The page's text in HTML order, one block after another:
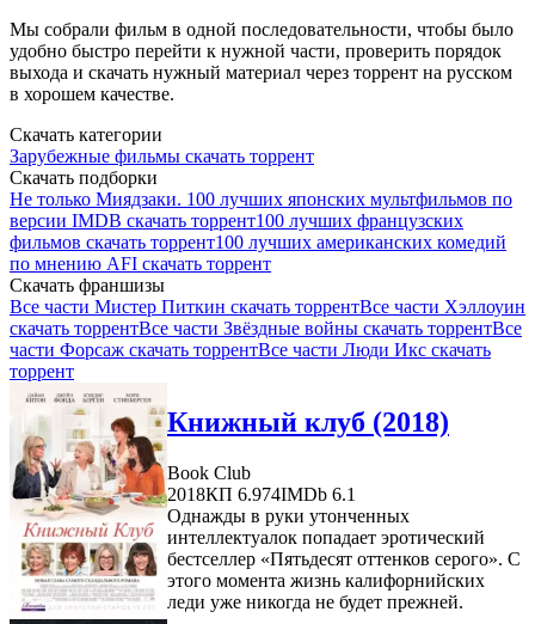
Мы собрали фильм в одной последовательности, чтобы было
удобно быстро перейти к нужной части, проверить порядок
выхода и скачать нужный материал через торрент на русском
в хорошем качестве.
Скачать категории
Зарубежные фильмы скачать торрент
Скачать подборки
Не только Миядзаки. 100 лучших японских мультфильмов по
версии IMDB скачать торрент100 лучших французских
фильмов скачать торрент100 лучших американских комедий
по мнению AFI скачать торрент
Скачать франшизы
Все части Мистер Питкин скачать торрентВсе части Хэллоуин
скачать торрентВсе части Звёздные войны скачать торрентВсе
части Форсаж скачать торрентВсе части Люди Икс скачать
торрент
Книжный клуб (2018)
Book Club
2018КП 6.974IMDb 6.1
Однажды в руки утонченных
интеллектуалок попадает эротический
бестселлер «Пятьдесят оттенков серого». С
этого момента жизнь калифорнийских
леди уже никогда не будет прежней.